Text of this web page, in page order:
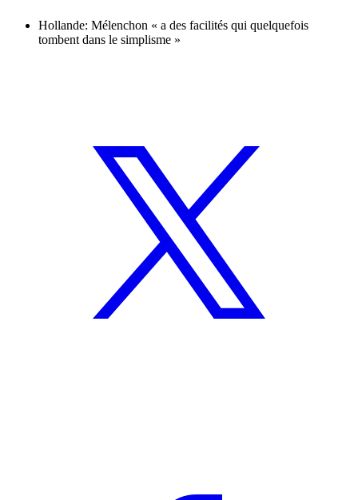
Hollande: Mélenchon « a des facilités qui quelquefois
tombent dans le simplisme »